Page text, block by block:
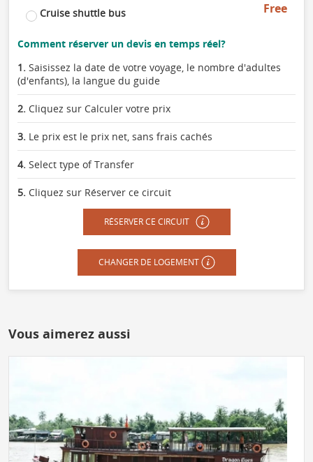
Cruise shuttle bus Free
Comment réserver un devis en temps réel?
1. Saisissez la date de votre voyage, le nombre d'adultes
(d'enfants), la langue du guide
2. Cliquez sur Calculer votre prix
3. Le prix est le prix net, sans frais cachés
4. Select type of Transfer
5. Cliquez sur Réserver ce circuit
RÉSERVER CE CIRCUIT
CHANGER DE LOGEMENT
Vous aimerez aussi